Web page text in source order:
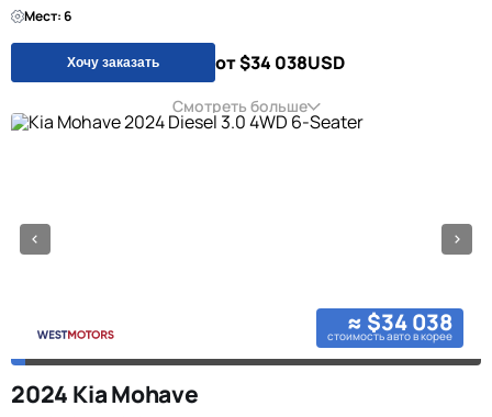
Мест: 6
Хочу заказать от $34 038USD
Смотреть больше
≈ $34 038
стоимость авто в корее
2024 Kia Mohave